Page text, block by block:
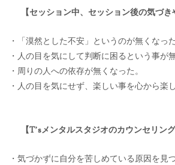
【セッション中、セッション後の気づき
・「漠然とした不安」というのが無くなった
・人の目を気にして判断に困るという事が
・周りの人への依存が無くなった。
・人の目を気にせず、楽しい事を心から楽
【T’sメンタルスタジオのカウンセリング
・気づかずに自分を苦しめている原因を見